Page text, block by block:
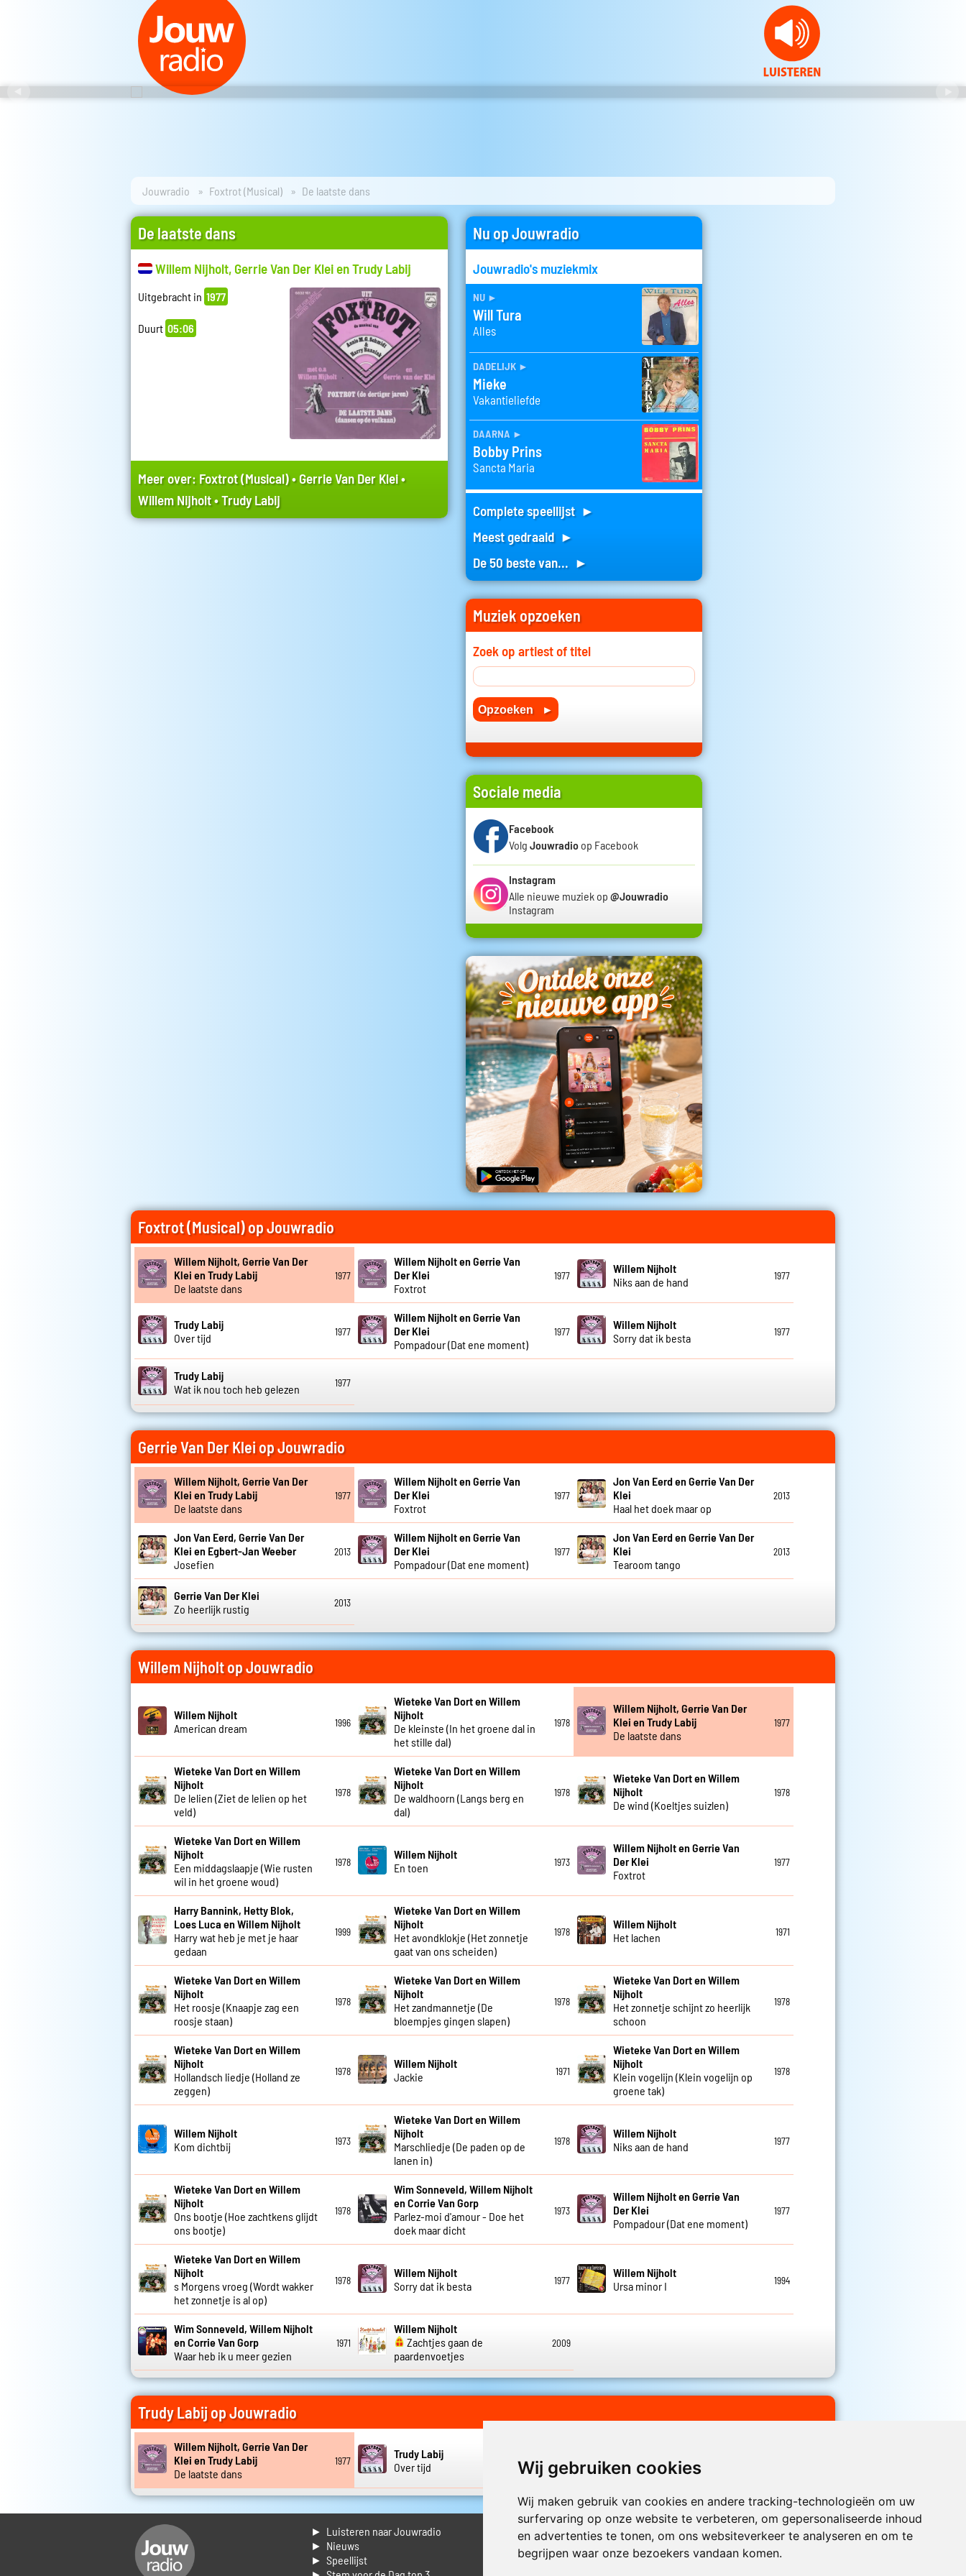
Wij gebruiken cookies
Wij maken gebruik van cookies en andere tracking-technologieën om uw
surfervaring op onze website te verbeteren, om gepersonaliseerde inhoud
en advertenties te tonen, om ons websiteverkeer te analyseren en om te
begrijpen waar onze bezoekers vandaan komen.
Jouwradio Foxtrot (Musical) De laatste dans
De laatste dans
Willem Nijholt, Gerrie Van Der Klei en Trudy Labij
Uitgebracht in 1977
Duurt 05:06
Meer over: Foxtrot (Musical)•Gerrie Van Der Klei•
Willem Nijholt•Trudy Labij
Nu op Jouwradio
Jouwradio's muziekmix
nu ►
Will Tura
Alles
dadelijk ►
Mieke
Vakantieliefde
daarna ►
Bobby Prins
Sancta Maria
Complete speellijst ►
Meest gedraaid ►
De 50 beste van... ►
Muziek opzoeken
Zoek op artiest of titel
Sociale media
Facebook
Volg Jouwradio op Facebook
Instagram
Alle nieuwe muziek op @Jouwradio
Instagram
Foxtrot (Musical) op Jouwradio
Willem Nijholt, Gerrie Van Der
Klei en Trudy Labij
De laatste dans
1977
Willem Nijholt en Gerrie Van
Der Klei
Foxtrot
1977
Willem Nijholt
Niks aan de hand
1977
Trudy Labij
Over tijd
1977
Willem Nijholt en Gerrie Van
Der Klei
Pompadour (Dat ene moment)
1977
Willem Nijholt
Sorry dat ik besta
1977
Trudy Labij
Wat ik nou toch heb gelezen
1977
Gerrie Van Der Klei op Jouwradio
Willem Nijholt, Gerrie Van Der
Klei en Trudy Labij
De laatste dans
1977
Willem Nijholt en Gerrie Van
Der Klei
Foxtrot
1977
Jon Van Eerd en Gerrie Van Der
Klei
Haal het doek maar op
2013
Jon Van Eerd, Gerrie Van Der
Klei en Egbert-Jan Weeber
Josefien
2013
Willem Nijholt en Gerrie Van
Der Klei
Pompadour (Dat ene moment)
1977
Jon Van Eerd en Gerrie Van Der
Klei
Tearoom tango
2013
Gerrie Van Der Klei
Zo heerlijk rustig
2013
Willem Nijholt op Jouwradio
Willem Nijholt
American dream
1996
Wieteke Van Dort en Willem
Nijholt
De kleinste (In het groene dal in
het stille dal)
1978
Willem Nijholt, Gerrie Van Der
Klei en Trudy Labij
De laatste dans
1977
Wieteke Van Dort en Willem
Nijholt
De lelien (Ziet de lelien op het
veld)
1978
Wieteke Van Dort en Willem
Nijholt
De waldhoorn (Langs berg en
dal)
1978
Wieteke Van Dort en Willem
Nijholt
De wind (Koeltjes suizlen)
1978
Wieteke Van Dort en Willem
Nijholt
Een middagslaapje (Wie rusten
wil in het groene woud)
1978
Willem Nijholt
En toen
1973
Willem Nijholt en Gerrie Van
Der Klei
Foxtrot
1977
Harry Bannink, Hetty Blok,
Loes Luca en Willem Nijholt
Harry wat heb je met je haar
gedaan
1999
Wieteke Van Dort en Willem
Nijholt
Het avondklokje (Het zonnetje
gaat van ons scheiden)
1978
Willem Nijholt
Het lachen
1971
Wieteke Van Dort en Willem
Nijholt
Het roosje (Knaapje zag een
roosje staan)
1978
Wieteke Van Dort en Willem
Nijholt
Het zandmannetje (De
bloempjes gingen slapen)
1978
Wieteke Van Dort en Willem
Nijholt
Het zonnetje schijnt zo heerlijk
schoon
1978
Wieteke Van Dort en Willem
Nijholt
Hollandsch liedje (Holland ze
zeggen)
1978
Willem Nijholt
Jackie
1971
Wieteke Van Dort en Willem
Nijholt
Klein vogelijn (Klein vogelijn op
groene tak)
1978
Willem Nijholt
Kom dichtbij
1973
Wieteke Van Dort en Willem
Nijholt
Marschliedje (De paden op de
lanen in)
1978
Willem Nijholt
Niks aan de hand
1977
Wieteke Van Dort en Willem
Nijholt
Ons bootje (Hoe zachtkens glijdt
ons bootje)
1978
Wim Sonneveld, Willem Nijholt
en Corrie Van Gorp
Parlez-moi d'amour - Doe het
doek maar dicht
1973
Willem Nijholt en Gerrie Van
Der Klei
Pompadour (Dat ene moment)
1977
Wieteke Van Dort en Willem
Nijholt
s Morgens vroeg (Wordt wakker
het zonnetje is al op)
1978
Willem Nijholt
Sorry dat ik besta
1977
Willem Nijholt
Ursa minor I
1994
Wim Sonneveld, Willem Nijholt
en Corrie Van Gorp
Waar heb ik u meer gezien
1971
Willem Nijholt
Zachtjes gaan de
paardenvoetjes
2009
Trudy Labij op Jouwradio
Willem Nijholt, Gerrie Van Der
Klei en Trudy Labij
De laatste dans
1977
Trudy Labij
Over tijd
1977
Wat ik nou toch heb gelezen
► Luisteren naar Jouwradio
► Nieuws
► Speellijst
► Livestream informatie
► Muziek opzoeken
► Vlaamse 100 Aller tijden
Luister nu naar Jouwradio! De beste
Nederlandstalige muziek uit de lage
landen hoor je hier al 20 jaar. In